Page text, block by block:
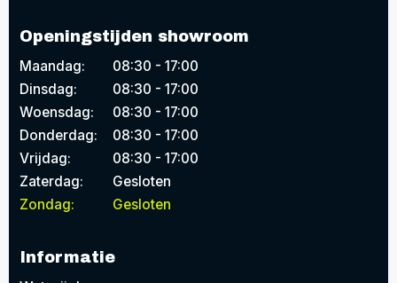
Openingstijden showroom
Maandag:
08:30 - 17:00
Dinsdag:
08:30 - 17:00
Woensdag:
08:30 - 17:00
Donderdag:
08:30 - 17:00
Vrijdag:
08:30 - 17:00
Zaterdag:
Gesloten
Zondag:
Gesloten
Informatie